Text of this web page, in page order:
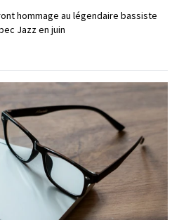
hommage au légendaire bassiste
Jazz en juin